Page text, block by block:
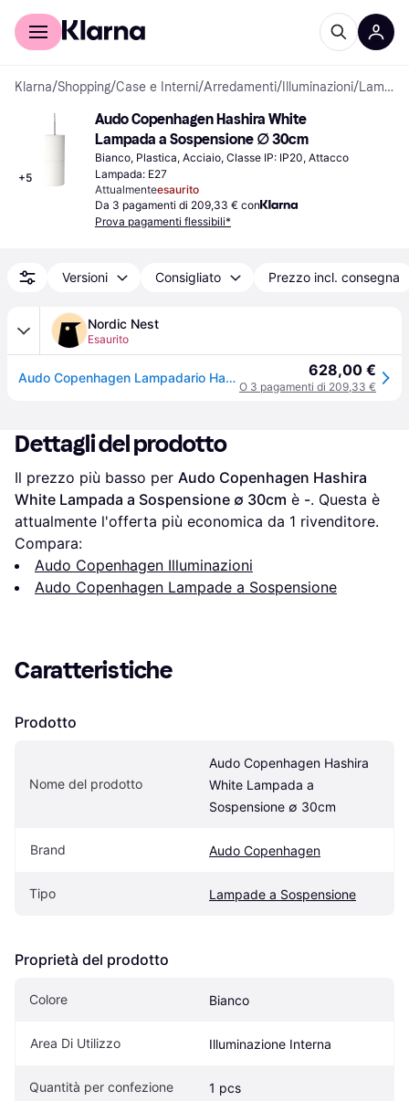
Per il tuo shopping
Klarna/Shopping/Case e Interni/Arredamenti/ Illuminazioni/ Lampade a Sospensione
+5
Audo Copenhagen Hashira White
Lampada a Sospensione ∅ 30cm
Bianco, Plastica, Acciaio, Classe IP: IP20, Attacco
Lampada: E27
Attualmenteesaurito
Da 3 pagamenti di 209,33 € con
Prova pagamenti flessibili*
Versioni Consigliato Prezzo incl. consegna
Nordic Nest
Esaurito
Audo Copenhagen Lampadario Hashira bianco 75 cm 628,00 €
O 3 pagamenti di 209,33 €
Dettagli del prodotto
Il prezzo più basso per Audo Copenhagen Hashira
White Lampada a Sospensione ∅ 30cm è -. Questa è
attualmente l'offerta più economica da 1 rivenditore.
Compara:
Audo Copenhagen Illuminazioni
Audo Copenhagen Lampade a Sospensione
Caratteristiche
Prodotto
Nome del prodotto
Audo Copenhagen Hashira
White Lampada a
Sospensione ∅ 30cm
Brand Audo Copenhagen
Tipo Lampade a Sospensione
Proprietà del prodotto
Colore Bianco
Area Di Utilizzo Illuminazione Interna
Quantità per confezione 1 pcs